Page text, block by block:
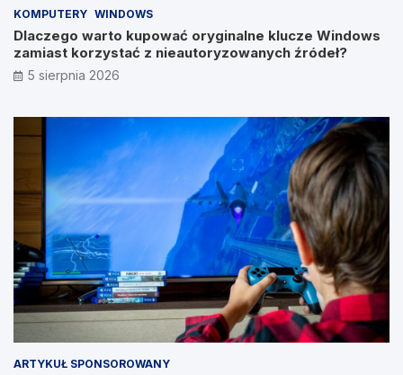
KOMPUTERY WINDOWS
Dlaczego warto kupować oryginalne klucze Windows
zamiast korzystać z nieautoryzowanych źródeł?
5 sierpnia 2026
ARTYKUŁ SPONSOROWANY